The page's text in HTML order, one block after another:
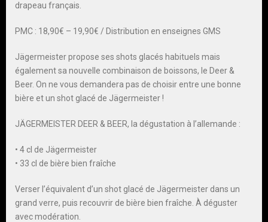
drapeau français.
PMC : 18,90€ – 19,90€ / Distribution en enseignes GMS
Jägermeister propose ses shots glacés habituels mais
également sa nouvelle combinaison de boissons, le Deer &
Beer. On ne vous demandera pas de choisir entre une bonne
bière et un shot glacé de Jägermeister !
JÄGERMEISTER DEER & BEER, la dégustation à l’allemande :
• 4 cl de Jägermeister
• 33 cl de bière bien fraîche
Verser l’équivalent d’un shot glacé de Jägermeister dans un
grand verre, puis recouvrir de bière bien fraîche. À déguster
avec modération.